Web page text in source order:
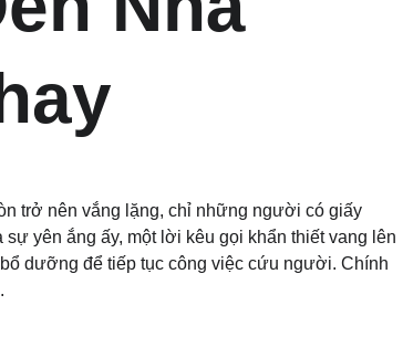
trở nên vắng lặng, chỉ những người có giấy
yên ắng ấy, một lời kêu gọi khẩn thiết vang lên
dưỡng để tiếp tục công việc cứu người. Chính